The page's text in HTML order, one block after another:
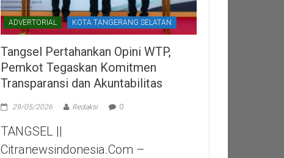
ADVERTORIAL KOTA TANGERANG SELATAN
Tangsel Pertahankan Opini WTP,
Pemkot Tegaskan Komitmen
Transparansi dan Akuntabilitas
29/05/2026 Redaksi 0
TANGSEL ||
Citranewsindonesia.com –